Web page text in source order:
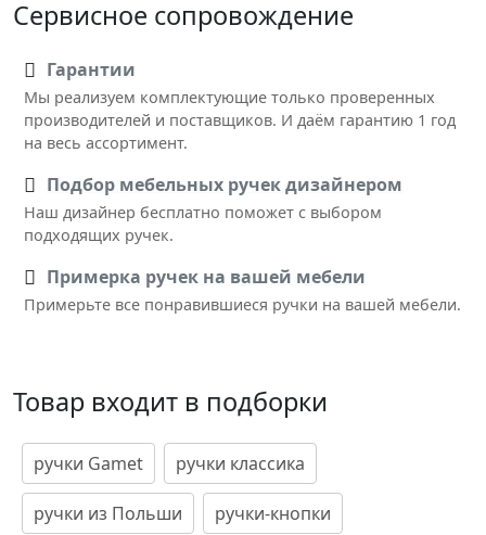
Сервисное сопровождение
Гарантии
Мы реализуем комплектующие только проверенных
производителей и поставщиков. И даём гарантию 1 год
на весь ассортимент.
Подбор мебельных ручек дизайнером
Наш дизайнер бесплатно поможет с выбором
подходящих ручек.
Примерка ручек на вашей мебели
Примерьте все понравившиеся ручки на вашей мебели.
Товар входит в подборки
ручки Gamet ручки классика
ручки из Польши ручки-кнопки